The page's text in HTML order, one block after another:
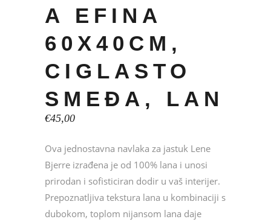
A EFINA
60X40CM,
CIGLASTO
SMEĐA, LAN
€45,00
Ova jednostavna navlaka za jastuk Lene
Bjerre izrađena je od 100% lana i unosi
prirodan i sofisticiran dodir u vaš interijer.
Prepoznatljiva tekstura lana u kombinaciji s
dubokom, toplom nijansom lana daje